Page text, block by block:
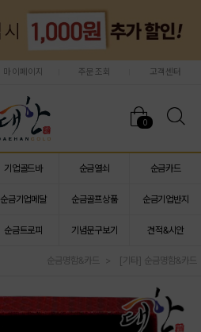
마이페이지 주문조회 고객센터
0
기업골드바 순금열쇠 순금카드
순금기업메달 순금골프상품 순금기업반지
순금트로피 기념문구보기 견적&시안
순금명함&카드 [기타] 순금명함&카드